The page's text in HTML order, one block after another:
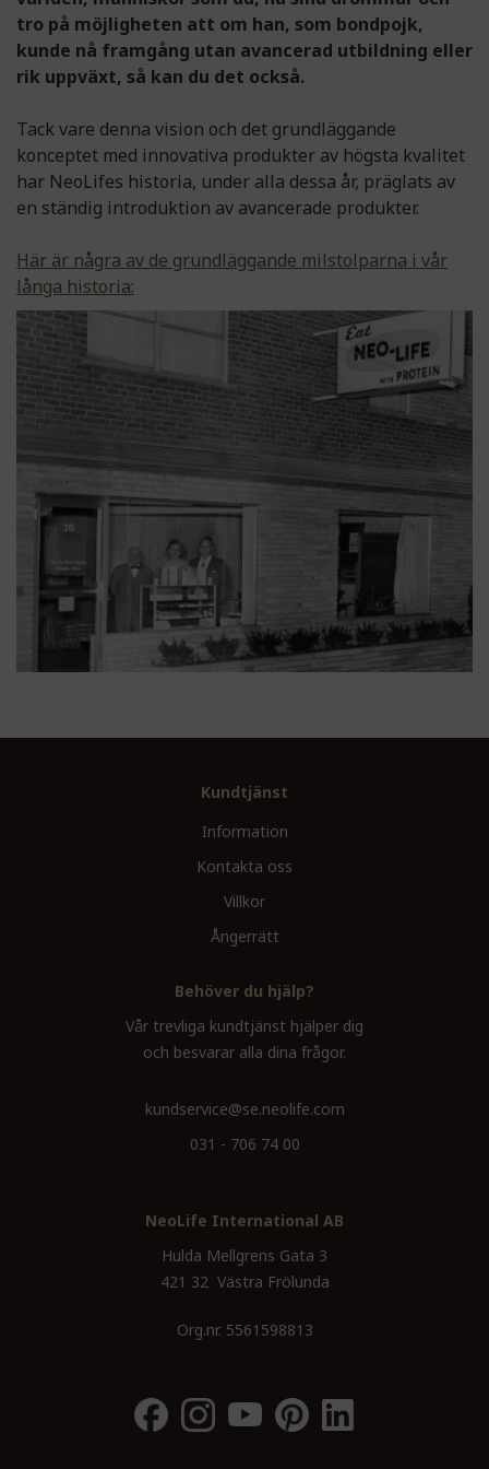
tro på möjligheten att om han, som bondpojk,
kunde nå framgång utan avancerad utbildning eller
rik uppväxt, så kan du det också.
Tack vare denna vision och det grundläggande
konceptet med innovativa produkter av högsta kvalitet
har NeoLifes historia, under alla dessa år, präglats av
en ständig introduktion av avancerade produkter.
Här är några av de grundläggande milstolparna i vår
långa historia:
Kundtjänst
Information
Kontakta oss
Villkor
Ångerrätt
Behöver du hjälp?
Vår trevliga kundtjänst hjälper dig
och besvarar alla dina frågor.
kundservice@se.neolife.com
031 - 706 74 00
NeoLife International AB
Hulda Mellgrens Gata 3
421 32 Västra Frölunda
Org.nr. 5561598813